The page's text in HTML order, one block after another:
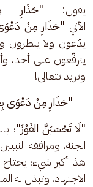
يقول: "حَذَارِ
الآتي "حَذَارِ مِنْ
يدّعون ولا يبطرون
يترفّعون على أحد،
وتريد تتعالى!
"حَذَارِ مِنْ دَعْوَى
"لَا تَحْسَبَنَّ الفَوْزَ"؛
الجنة، ومرافقة
هذا أكبر شيء؛
الاجتهاد، وتبذل له